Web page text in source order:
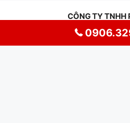
CÔNG TY TNHH
BÁN & CHO THUÊ DU
NƯỚC